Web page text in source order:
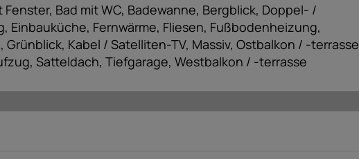
Fenster Bad mit WC Badewanne Bergblick Doppel- /
Einbauküche Fernwärme Fliesen Fußbodenheizung
Grünblick Kabel / Satelliten-TV Massiv Ostbalkon / -terrasse
Satteldach Tiefgarage Westbalkon / -terrasse